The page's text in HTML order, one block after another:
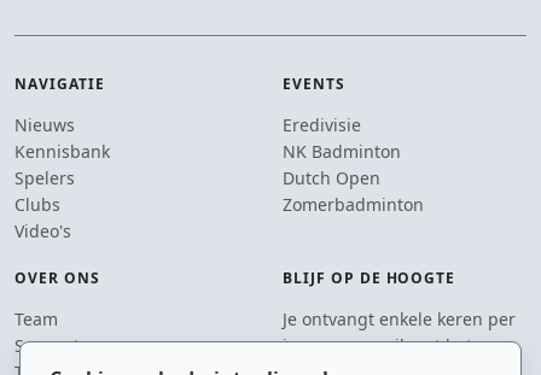
NAVIGATIE
Nieuws
Kennisbank
Spelers
Clubs
Video's
EVENTS
Eredivisie
NK Badminton
Dutch Open
Zomerbadminton
OVER ONS
Team
Supporters
BLIJF OP DE HOOGTE
Je ontvangt enkele keren per
jaar een e-mail met het